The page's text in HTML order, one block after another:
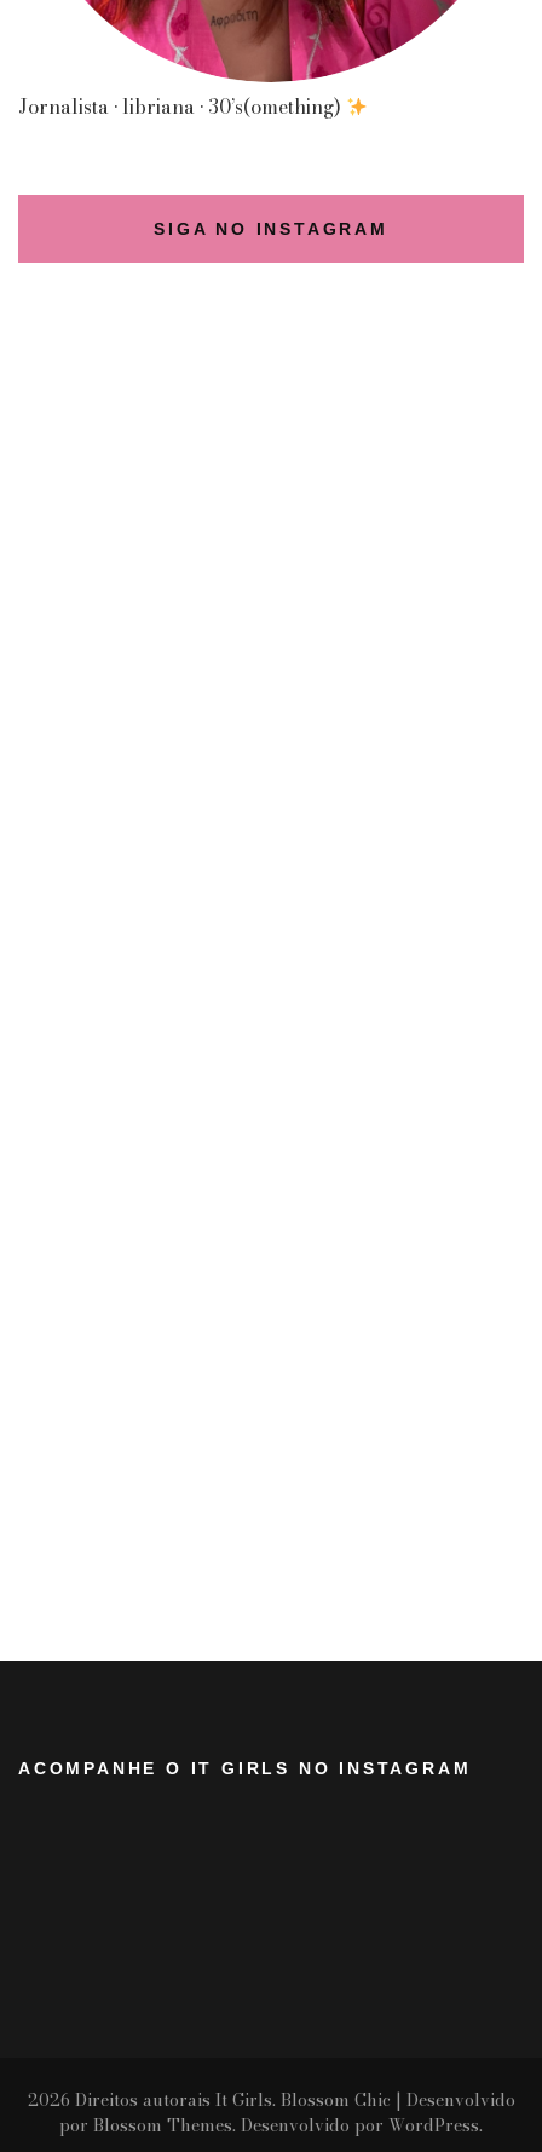
Jornalista • libriana • 30’s(omething)
SIGA NO INSTAGRAM
ACOMPANHE O IT GIRLS NO INSTAGRAM
2026 Direitos autorais It Girls. Blossom Chic | Desenvolvido
por Blossom Themes. Desenvolvido por WordPress.